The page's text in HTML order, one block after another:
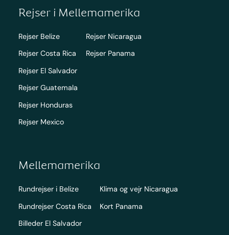
Rejser i Mellemamerika
Rejser Belize
Rejser Costa Rica
Rejser El Salvador
Rejser Guatemala
Rejser Honduras
Rejser Mexico
Rejser Nicaragua
Rejser Panama
Mellemamerika
Rundrejser i Belize
Rundrejser Costa Rica
Billeder El Salvador
Klima og vejr Nicaragua
Kort Panama